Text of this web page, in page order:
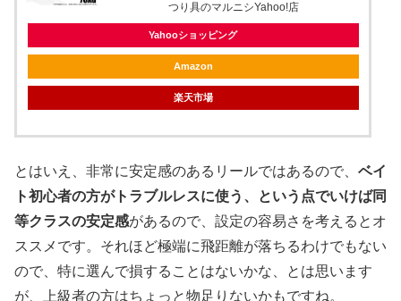
つり具のマルニシYahoo!店
Yahooショッピング
Amazon
楽天市場
とはいえ、非常に安定感のあるリールではあるので、 ベイ
ト初心者の方がトラブルレスに使う、という点でいけば同
等クラスの安定感があるので、設定の容易さを考えるとオ
ススメです。それほど極端に飛距離が落ちるわけでもない
ので、特に選んで損することはないかな、とは思います
が、上級者の方はちょっと物足りないかもですね。